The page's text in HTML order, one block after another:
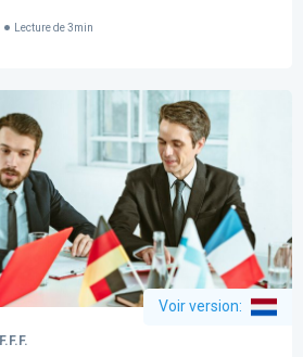
Lecture de 3min
Voir version:
F.F.F.